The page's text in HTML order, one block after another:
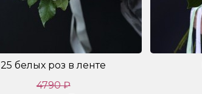
25 белых роз в ленте
4790 ₽